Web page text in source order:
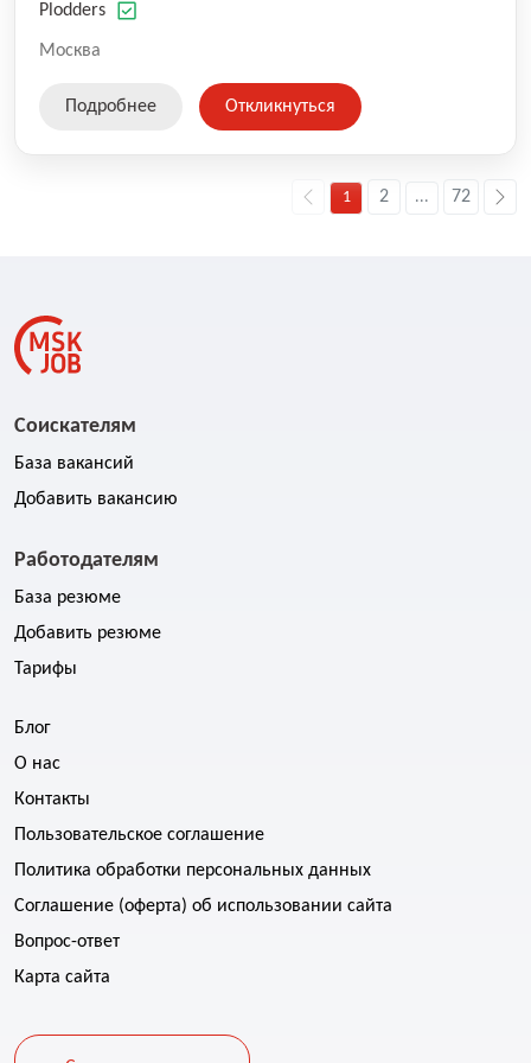
оказываемых услуг.
Plodders
Москва
Подробнее Откликнуться
1 2 ... 72
Соискателям
База вакансий
Добавить вакансию
Работодателям
База резюме
Добавить резюме
Тарифы
Блог
О нас
Контакты
Пользовательское соглашение
Политика обработки персональных данных
Соглашение (оферта) об использовании сайта
Вопрос-ответ
Карта сайта